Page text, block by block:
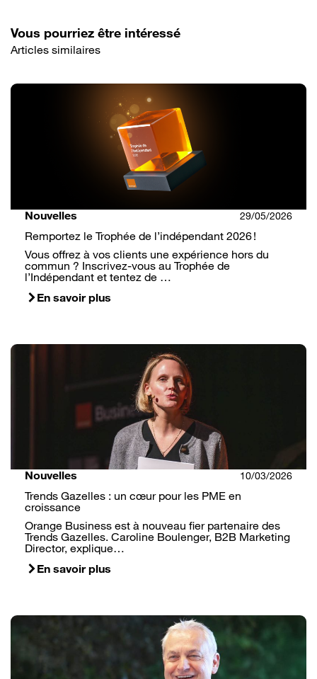
Vous pourriez être intéressé
Articles similaires
Nouvelles 29/05/2026
Remportez le Trophée de l’indépendant 2026 !
Vous offrez à vos clients une expérience hors du
commun ? Inscrivez-vous au Trophée de
l’Indépendant et tentez de …
En savoir plus
Nouvelles 10/03/2026
Trends Gazelles : un cœur pour les PME en
croissance
Orange Business est à nouveau fier partenaire des
Trends Gazelles. Caroline Boulenger, B2B Marketing
Director, explique…
En savoir plus